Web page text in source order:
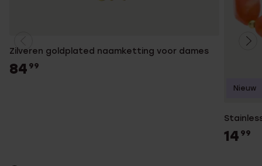
Zilveren goldplated naamketting voor dames
84 99
14 99
Nieuw